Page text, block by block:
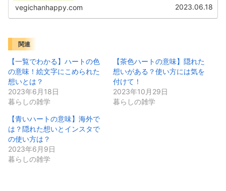
vegichanhappy.com 2023.06.18
関連
【一覧でわかる】ハートの色
の意味！絵文字にこめられた
想いとは？
2023年6月18日
暮らしの雑学
【茶色ハートの意味】隠れた
想いがある？使い方には気を
付けて！
2023年10月29日
暮らしの雑学
【青いハートの意味】海外で
は？隠れた想いとインスタで
の使い方は？
2023年6月9日
暮らしの雑学